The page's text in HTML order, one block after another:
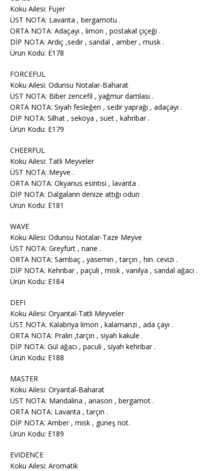
Koku Ailesi: Fujer
ÜST NOTA: Lavanta , bergamotu .
ORTA NOTA: Adaçayı , limon , postakal çiçeği .
DİP NOTA: Ardıç ,sedir , sandal , amber , musk .
Ürün Kodu: E178
FORCEFUL
Koku Ailesi: Odunsu Notalar-Baharat
ÜST NOTA: Biber zencefil , yağmur damlası .
ORTA NOTA: Siyah fesleğen , sedir yaprağı , adaçayı .
DİP NOTA: Silhat , sekoya , süet , kahribar .
Ürün Kodu: E179
CHEERFUL
Koku Ailesi: Tatlı Meyveler
ÜST NOTA: Meyve .
ORTA NOTA: Okyanus esintisi , lavanta .
DİP NOTA: Dalgaların denize attığı odun .
Ürün Kodu: E181
WAVE
Koku Ailesi: Odunsu Notalar-Taze Meyve
ÜST NOTA: Greyfurt , nane .
ORTA NOTA: Sambaç , yasemin , tarçın , hin. cevizi .
DİP NOTA: Kehribar , paçuli , misk , vanilya , sandal ağacı .
Ürün Kodu: E184
DEFI
Koku Ailesi: Oryantal-Tatlı Meyveler
ÜST NOTA: Kalabriya limon , kalamanzi , ada çayı .
ORTA NOTA: Pralin ,tarçın , siyah kakule .
DİP NOTA: Gül ağacı , paculi , siyah kehribar .
Ürün Kodu: E188
MASTER
Koku Ailesi: Oryantal-Baharat
ÜST NOTA: Mandalina , anason , bergamot .
ORTA NOTA: Lavanta , tarçın .
DİP NOTA: Amber , misk , güneş not.
Ürün Kodu: E189
EVIDENCE
Koku Ailesi: Aromatik